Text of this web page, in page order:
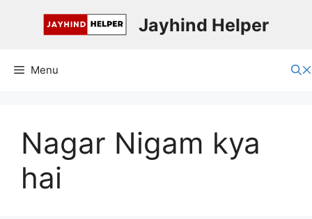
Jayhind Helper
Menu
Nagar Nigam kya
hai